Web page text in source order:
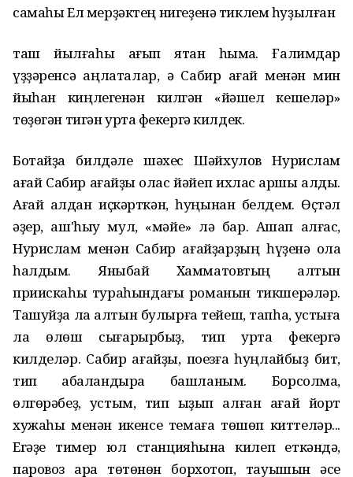
самаһы Ел мерҙәктең нигеҙенә тиклем һуҙылған
таш йылғаһы ағып ятҡан һымаҡ. Ғалимдар
үҙҙәренсә аңлаталар, ә Сабир ағай менән мин
йыһан киңлегенән килгән «йәшел кешеләр»
төҙөгән тигән уртаҡ фекергә килдек.
Ботайҙа билдәле шәхес Шәйхулов Нурислам
ағай Сабир ағайҙы ҡолас йәйеп ихлас ҡаршы алды.
Ағай алдан иҫкәрткән, һуңынан белдем. Өҫтәл
әҙер, аш'һыу мул, «мәйе» лә бар. Ашап алғас,
Нурислам менән Сабир ағайҙарҙың һүҙенә ҡолаҡ
һалдым. Яныбай Хамматовтың алтын
приискаһы тураһындағы романын тикшерәләр.
Ташуйҙа ла алтын булырға тейеш, тапһаҡ, ҡустыға
ла өлөш сығарырбыҙ, тип уртаҡ фекергә
килделәр. Сабир ағайҙы, поезға һуңлайбыҙ бит,
тип ҡабаландыра башланым. Борсолма,
өлгөрәбеҙ, ҡустым, тип ҡыҙып алған ағай йорт
хужаһы менән икенсе темаға төшөп киттеләр...
Егәҙе тимер юл станцияһына килеп еткәндә,
паровоз ҡара төтөнөн борхотоп, тауышын әсе